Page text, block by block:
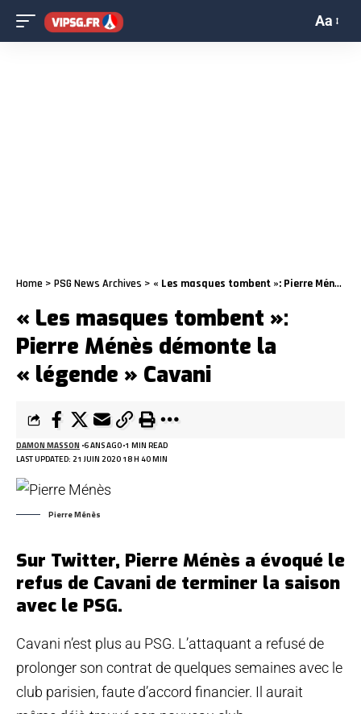
Aa
Home > PSG News Archives > « Les masques tombent »: Pierre Ménès démonte la « légende » Cavani
« Les masques tombent »:
Pierre Ménès démonte la
« légende » Cavani
LAST UPDATED: 21 JUIN 2020 18 H 40 MIN
DAMON MASSON 6 ANS AGO 1 MIN READ
Pierre Ménès
Sur Twitter, Pierre Ménès a évoqué le
refus de Cavani de terminer la saison
avec le PSG.
Cavani n’est plus au PSG. L’attaquant a refusé de
prolonger son contrat de quelques semaines avec le
club parisien, faute d’accord financier. Il aurait